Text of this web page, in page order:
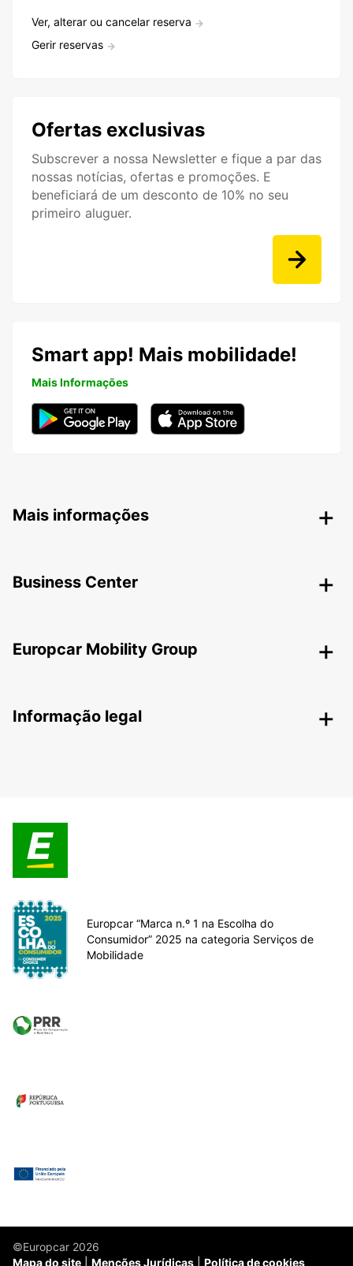
Ver, alterar ou cancelar reserva
Gerir reservas
Ofertas exclusivas
Subscrever a nossa Newsletter e fique a par das
nossas notícias, ofertas e promoções. E
beneficiará de um desconto de 10% no seu
primeiro aluguer.
Smart app! Mais mobilidade!
Mais Informações
Mais informações
Business Center
Europcar Mobility Group
Informação legal
Europcar “Marca n.º 1 na Escolha do
Consumidor” 2025 na categoria Serviços de
Mobilidade
©Europcar 2026
Mapa do site
Menções Jurídicas Política de cookies